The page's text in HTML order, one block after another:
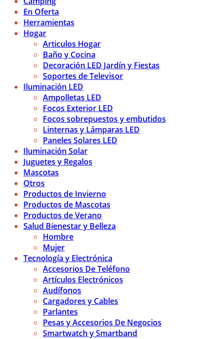
En Oferta
Herramientas
Hogar
Articulos Hogar
Baño y Cocina
Decoración LED Jardín y Fiestas
Soportes de Televisor
Iluminación LED
Ampolletas LED
Focos Exterior LED
Focos sobrepuestos y embutidos
Linternas y Lámparas LED
Paneles Solares LED
Iluminación Solar
Juguetes y Regalos
Mascotas
Otros
Productos de Invierno
Productos de Mascotas
Productos de Verano
Salud Bienestar y Belleza
Hombre
Mujer
Tecnología y Electrónica
Accesorios De Teléfono
Artículos Electrónicos
Audífonos
Cargadores y Cables
Parlantes
Pesas y Accesorios De Negocios
Smartwatch y Smartband